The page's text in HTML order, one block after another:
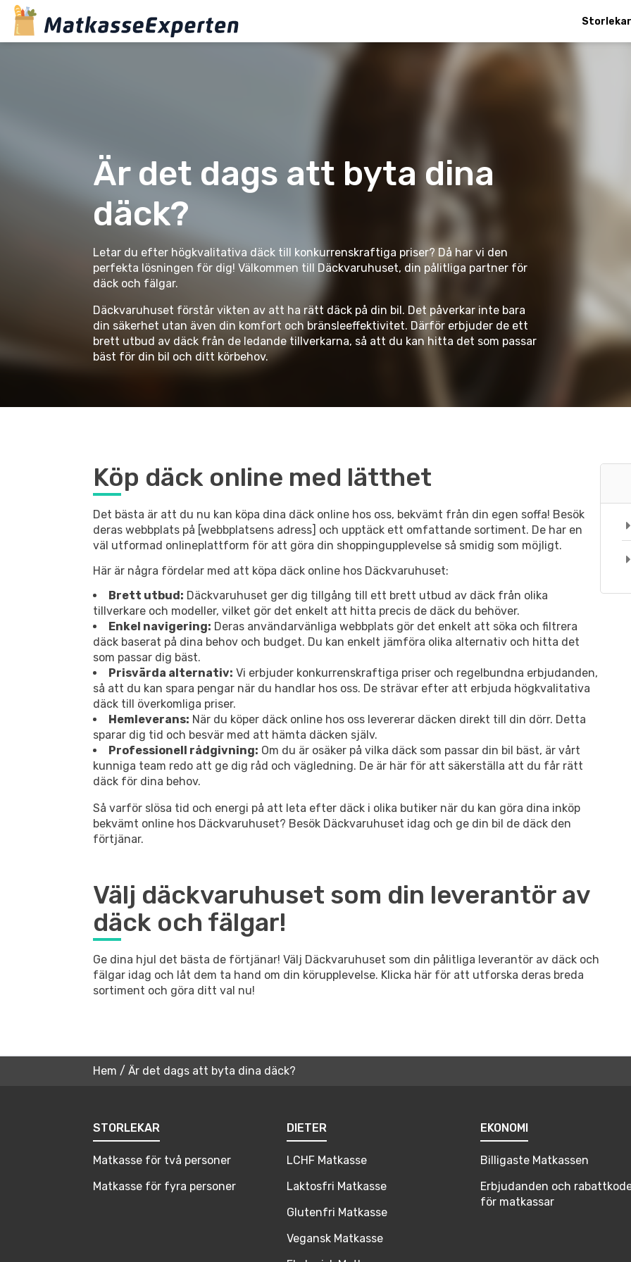
Storlekar
Är det dags att byta dina
däck?
Letar du efter högkvalitativa däck till konkurrenskraftiga priser? Då har vi den
perfekta lösningen för dig! Välkommen till Däckvaruhuset, din pålitliga partner för
däck och fälgar.
Däckvaruhuset förstår vikten av att ha rätt däck på din bil. Det påverkar inte bara
din säkerhet utan även din komfort och bränsleeffektivitet. Därför erbjuder de ett
brett utbud av däck från de ledande tillverkarna, så att du kan hitta det som passar
bäst för din bil och ditt körbehov.
Köp däck online med lätthet
Det bästa är att du nu kan köpa dina däck online hos oss, bekvämt från din egen soffa! Besök
deras webbplats på [webbplatsens adress] och upptäck ett omfattande sortiment. De har en
väl utformad onlineplattform för att göra din shoppingupplevelse så smidig som möjligt.
Här är några fördelar med att köpa däck online hos Däckvaruhuset:
Brett utbud: Däckvaruhuset ger dig tillgång till ett brett utbud av däck från olika
tillverkare och modeller, vilket gör det enkelt att hitta precis de däck du behöver.
Enkel navigering: Deras användarvänliga webbplats gör det enkelt att söka och filtrera
däck baserat på dina behov och budget. Du kan enkelt jämföra olika alternativ och hitta det
som passar dig bäst.
Prisvärda alternativ: Vi erbjuder konkurrenskraftiga priser och regelbundna erbjudanden,
så att du kan spara pengar när du handlar hos oss. De strävar efter att erbjuda högkvalitativa
däck till överkomliga priser.
Hemleverans: När du köper däck online hos oss levererar däcken direkt till din dörr. Detta
sparar dig tid och besvär med att hämta däcken själv.
Professionell rådgivning: Om du är osäker på vilka däck som passar din bil bäst, är vårt
kunniga team redo att ge dig råd och vägledning. De är här för att säkerställa att du får rätt
däck för dina behov.
Så varför slösa tid och energi på att leta efter däck i olika butiker när du kan göra dina inköp
bekvämt online hos Däckvaruhuset? Besök Däckvaruhuset idag och ge din bil de däck den
förtjänar.
Välj däckvaruhuset som din leverantör av
däck och fälgar!
Ge dina hjul det bästa de förtjänar! Välj Däckvaruhuset som din pålitliga leverantör av däck och
fälgar idag och låt dem ta hand om din körupplevelse. Klicka här för att utforska deras breda
sortiment och göra ditt val nu!
Hem / Är det dags att byta dina däck?
STORLEKAR
Matkasse för två personer
Matkasse för fyra personer
DIETER
LCHF Matkasse
Laktosfri Matkasse
Glutenfri Matkasse
Vegansk Matkasse
EKONOMI
Billigaste Matkassen
Erbjudanden och
för matkassar